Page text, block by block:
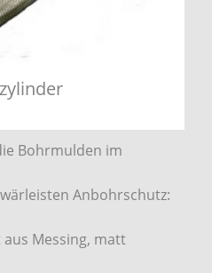
Bohrmulden im
Anbohrschutz:
Messing, matt